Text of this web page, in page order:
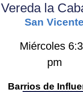
Vereda la
San Vicente
Miércoles
pm
Barrios de